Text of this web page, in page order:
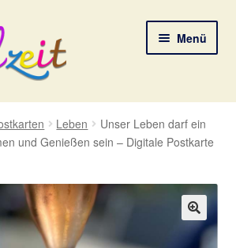
Menü
Leben
Unser Leben darf ein
und Genießen sein – Digitale Postkarte
🔍